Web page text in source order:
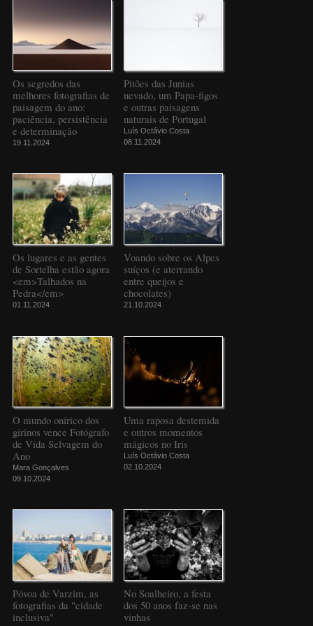
Os segredos das
melhores fotografias de
paisagem do ano:
paciência, persistência
e determinação
19.11.2024
Pitões das Junias
nevado, um Papa-figos
e outras paisagens
naturais de Portugal
Luís Octávio Costa
08.11.2024
Os lugares e as gentes
de Sortelha estão agora
<em>Talhados na
Pedra</em>
01.11.2024
Voando sobre os Alpes
suíços (e aterrando
entre queijos e
chocolates)
21.10.2024
O mundo onírico dos
girinos vence Fotógrafo
de Vida Selvagem do
Ano
Mara Gonçalves
09.10.2024
Uma raposa destemida
e outros momentos
mágicos no Iris
Luís Octávio Costa
02.10.2024
Póvoa de Varzim, as
fotografias da "cidade
inclusiva"
No Soalheiro, a festa
dos 50 anos faz-se nas
vinhas